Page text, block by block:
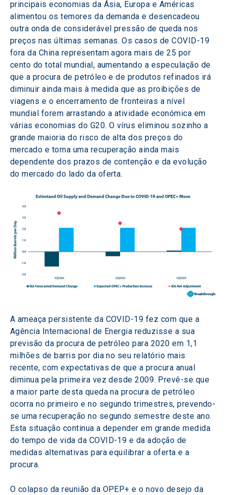
principais economias da Ásia, Europa e Américas
alimentou os temores da demanda e desencadeou
outra onda de considerável pressão de queda nos
preços nas últimas semanas. Os casos de COVID-19
fora da China representam agora mais de 25 por
cento do total mundial, aumentando a especulação de
que a procura de petróleo e de produtos refinados irá
diminuir ainda mais à medida que as proibições de
viagens e o encerramento de fronteiras a nível
mundial forem arrastando a atividade económica em
várias economias do G20. O vírus eliminou sozinho a
grande maioria do risco de alta dos preços do
mercado e torna uma recuperação ainda mais
dependente dos prazos de contenção e da evolução
do mercado do lado da oferta.
A ameaça persistente da COVID-19 fez com que a
Agência Internacional de Energia reduzisse a sua
previsão da procura de petróleo para 2020 em 1,1
milhões de barris por dia no seu relatório mais
recente, com expectativas de que a procura anual
diminua pela primeira vez desde 2009. Prevê-se que
a maior parte desta queda na procura de petróleo
ocorra no primeiro e no segundo trimestres, prevendo-
se uma recuperação no segundo semestre deste ano.
Esta situação continua a depender em grande medida
do tempo de vida da COVID-19 e da adoção de
medidas alternativas para equilibrar a oferta e a
procura.
O colapso da reunião da OPEP+ e o novo desejo da